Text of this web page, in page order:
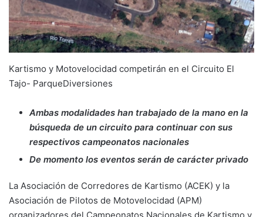
Kartismo y Motovelocidad competirán en el Circuito El
Tajo- ParqueDiversiones
Ambas modalidades han trabajado de la mano en la
búsqueda de un circuito para continuar con sus
respectivos campeonatos nacionales
De momento los eventos serán de carácter privado
La Asociación de Corredores de Kartismo (ACEK) y la
Asociación de Pilotos de Motovelocidad (APM)
organizadores del Campeonatos Nacionales de Kartismo y